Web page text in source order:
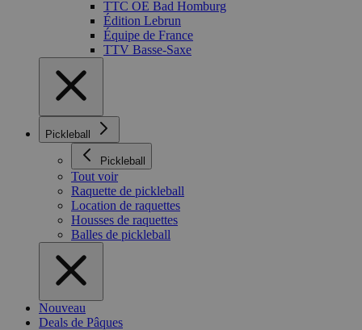
TTC OE Bad Homburg
Édition Lebrun
Équipe de France
TTV Basse-Saxe
Pickleball
Pickleball
Tout voir
Raquette de pickleball
Location de raquettes
Housses de raquettes
Balles de pickleball
Nouveau
Deals de Pâques